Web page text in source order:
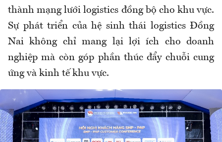
thành mạng lưới logistics đồng bộ cho khu vực.
Sự phát triển của hệ sinh thái logistics Đồng
Nai không chỉ mang lại lợi ích cho doanh
nghiệp mà còn góp phần thúc đẩy chuỗi cung
ứng và kinh tế khu vực.